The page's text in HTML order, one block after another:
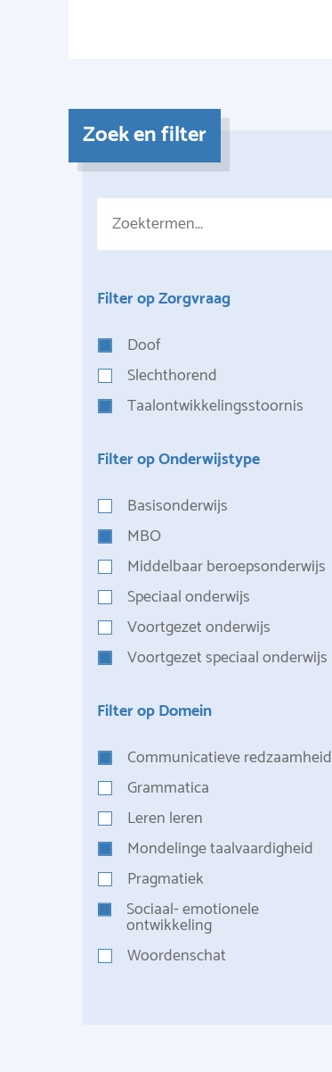
Zoek en filter
Filter op Zorgvraag
Doof
Slechthorend
Taalontwikkelingsstoornis
Filter op Onderwijstype
Basisonderwijs
MBO
Middelbaar beroepsonderwijs
Speciaal onderwijs
Voortgezet onderwijs
Voortgezet speciaal onderwijs
Filter op Domein
Communicatieve redzaamheid
Grammatica
Leren leren
Mondelinge taalvaardigheid
Pragmatiek
Sociaal- emotionele
ontwikkeling
Woordenschat